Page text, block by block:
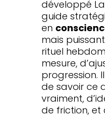
développé
guide
en
mais
rituel
mesure,
progression.
de savoir ce
vraiment,
de friction, et